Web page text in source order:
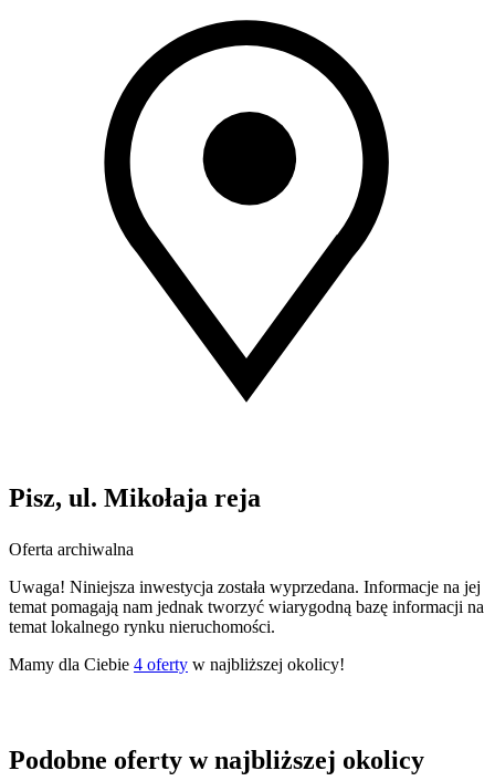
Pisz, ul. Mikołaja reja
Oferta archiwalna
Uwaga! Niniejsza inwestycja została wyprzedana. Informacje na jej
temat pomagają nam jednak tworzyć wiarygodną bazę informacji na
temat lokalnego rynku nieruchomości.
Mamy dla Ciebie 4 oferty w najbliższej okolicy!
Podobne oferty w najbliższej okolicy